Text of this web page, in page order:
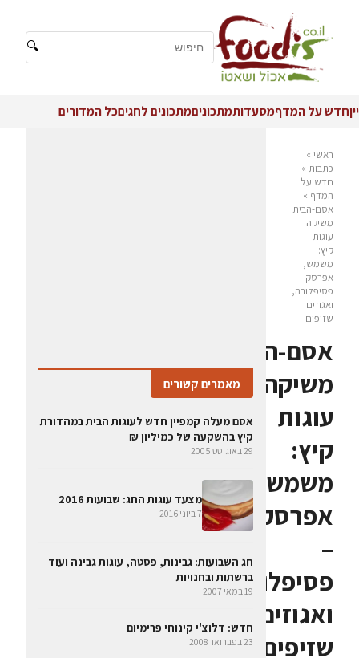
🔍
ייןחדש על המדףמסעדותמתכוניםמתכונים לחגיםכל המדורים
ראשי »
כתבות »
חדש על
המדף »
אסם-הבית
משיקה
עוגות
קיץ:
משמש,
אפרסק –
פסיפלורה,
ואגוזים
שזיפים
אסם-הבית
משיקה
עוגות
קיץ:
משמש,
אפרסק
–
פסיפלורה,
ואגוזים
שזיפים
מאמרים קשורים
אסם מעלה קמפיין חדש לעוגות הבית במהדורת
קיץ בהשקעה של כמיליון ₪
29 באוגוסט 2005
מצעד עוגות החג: שבועות 2016
7 ביוני 2016
חג השבועות: גבינות, פסטה, עוגות גבינה ועוד
ברשתות ובחנויות
19 במאי 2007
חדש: דלוצ'י קינוחי פרימיום
23 בפברואר 2008